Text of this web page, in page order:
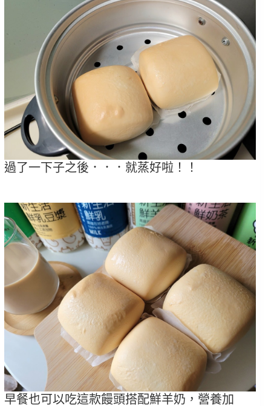
過了一下子之後．．．就蒸好啦！！
早餐也可以吃這款饅頭搭配鮮羊奶，營養加